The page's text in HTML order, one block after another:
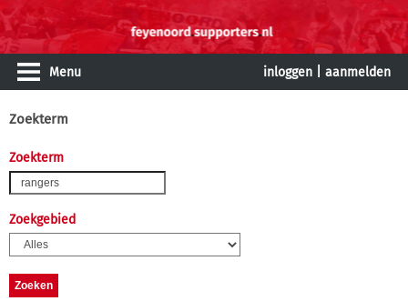
Menu inloggen aanmelden
Zoekterm
Zoekterm
Zoekgebied